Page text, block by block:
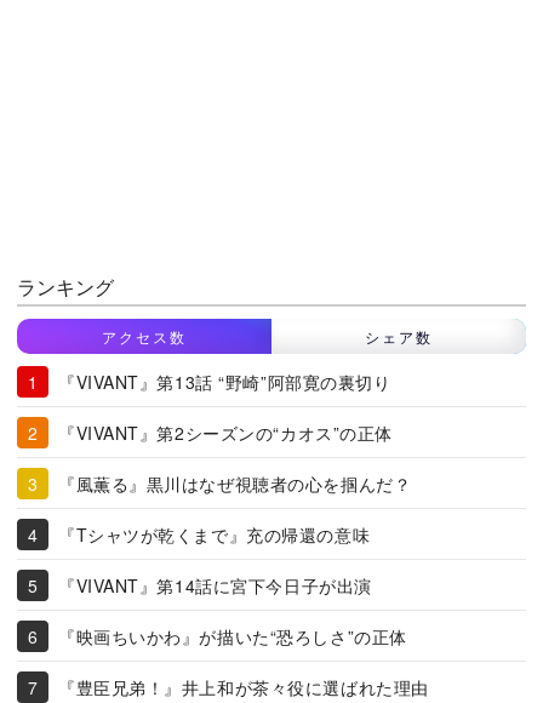
ランキング
アクセス数 シェア数
『VIVANT』第13話 “野崎”阿部寛の裏切り
『VIVANT』第2シーズンの“カオス”の正体
『風薫る』黒川はなぜ視聴者の心を掴んだ？
『Tシャツが乾くまで』充の帰還の意味
『VIVANT』第14話に宮下今日子が出演
『映画ちいかわ』が描いた“恐ろしさ”の正体
『豊臣兄弟！』井上和が茶々役に選ばれた理由